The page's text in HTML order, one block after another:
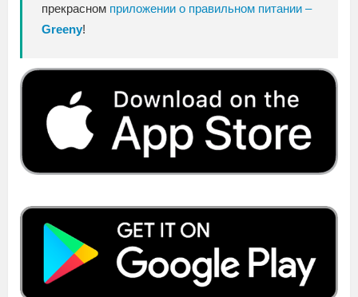
прекрасном приложении о правильном питании –
Greeny!